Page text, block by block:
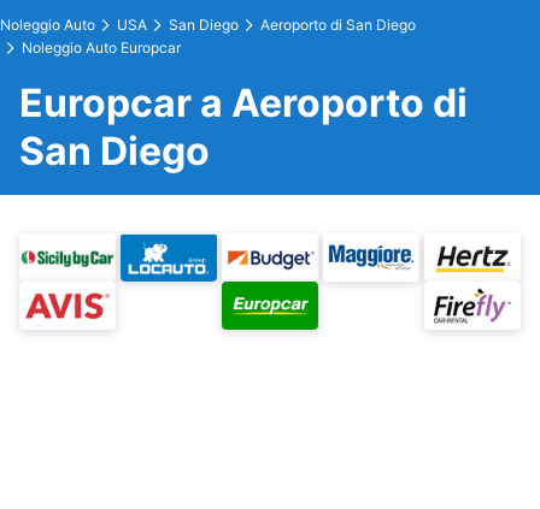
Noleggio Auto USA San Diego
Aeroporto di San Diego
Noleggio Auto Europcar
Europcar a Aeroporto di
San Diego